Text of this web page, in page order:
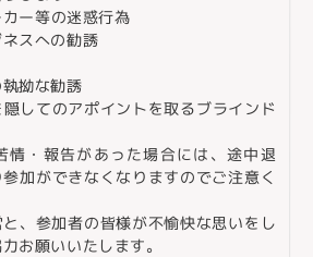
ー等の迷惑行為
スへの勧誘
拗な勧誘
隠してのアポイントを取るブラインド
情・報告があった場合には、途中退
加ができなくなりますのでご注意く
、参加者の皆様が不愉快な思いをし
お願いいたします。